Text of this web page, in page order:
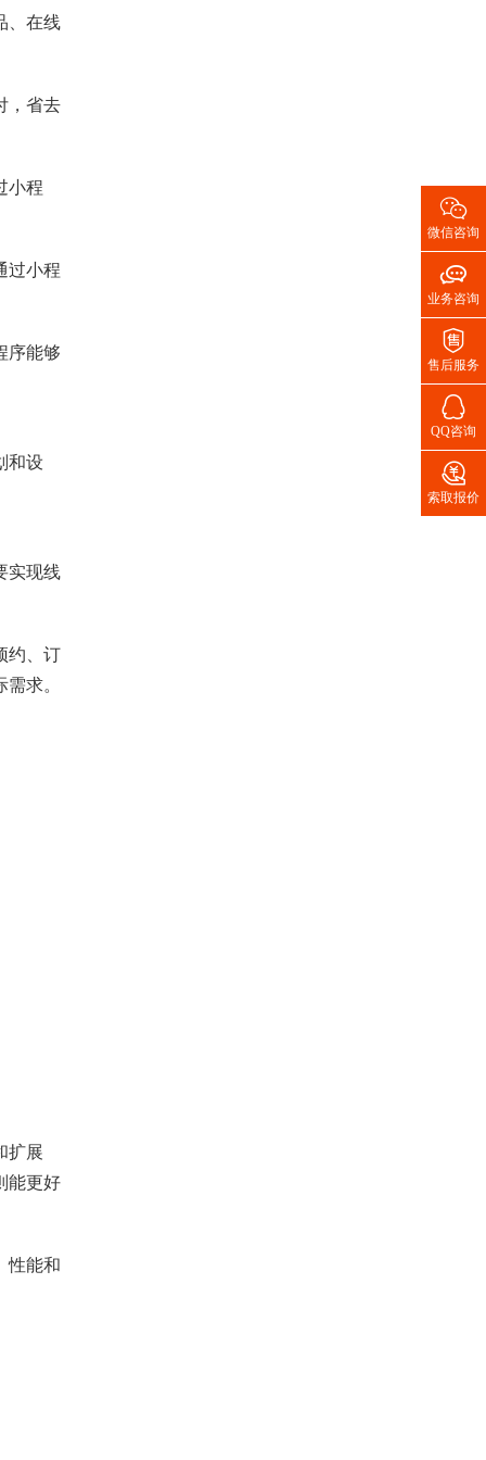

微信咨询

业务咨询

售后服务

QQ咨询

索取报价
、在线
，省去
小程
过小程
序能够
和设
实现线
约、订
求。
扩展
能更好
性能和